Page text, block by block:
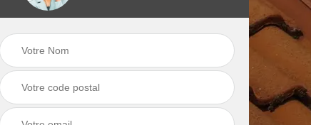
Peinture sur tuiles
Peinture sur tuiles
de toiture et zinc